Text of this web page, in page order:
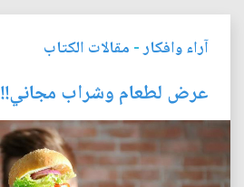
آراء وافكار- مقالات الكتاب
عرض لطعام وشراب مجاني!!